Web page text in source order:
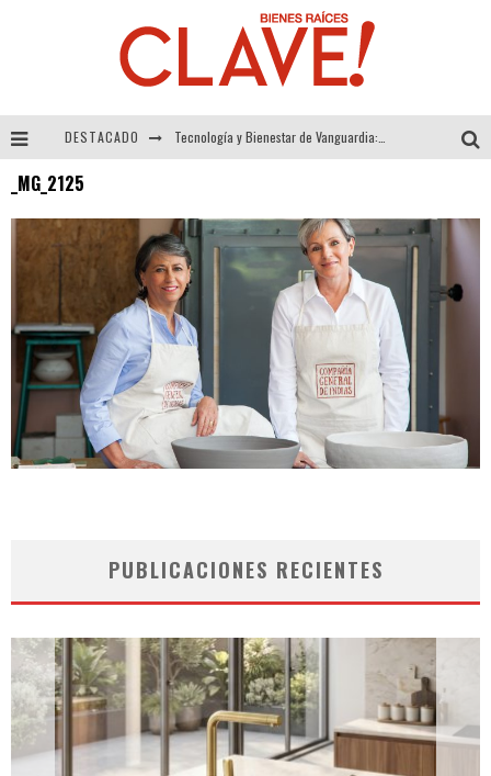
DESTACADO
Alexandra Bedoya – La Constancia detrás de La Paletería
_MG_2125
PUBLICACIONES RECIENTES